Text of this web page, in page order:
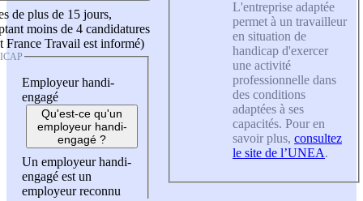
de plus de 15 jours,
moins de 4 candidatures
France Travail est informé)
Employeur handi-
engagé
Qu'est-ce qu'un
employeur handi-
engagé ?
Un employeur handi-
engagé est un
employeur reconnu
L'entreprise adaptée
permet à un travailleur
en situation de
handicap d'exercer
une activité
professionnelle dans
des conditions
adaptées à ses
capacités. Pour en
savoir plus, consultez
le site de l’UNEA.